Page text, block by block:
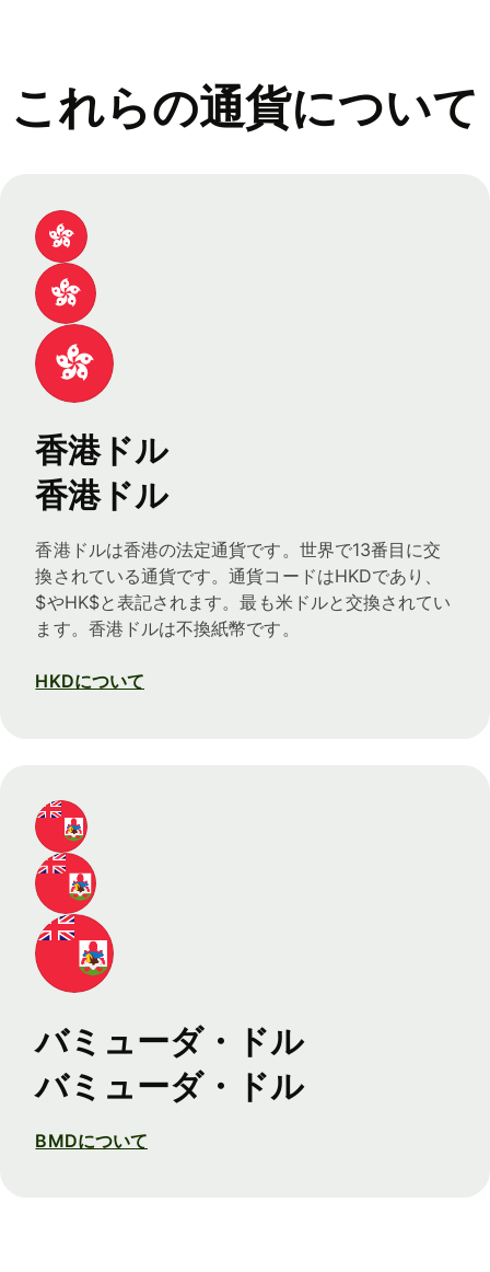
これらの通貨について
香港ドル
香港ドル
香港ドルは香港の法定通貨です。世界で13番目に交
換されている通貨です。通貨コードはHKDであり、
$やHK$と表記されます。最も米ドルと交換されてい
ます。香港ドルは不換紙幣です。
HKDについて
バミューダ・ドル
バミューダ・ドル
BMDについて